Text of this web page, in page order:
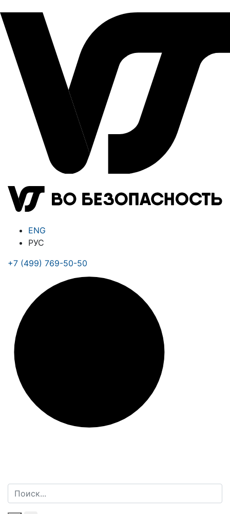
ENG
РУС
+7 (499) 769-50-50
Поиск